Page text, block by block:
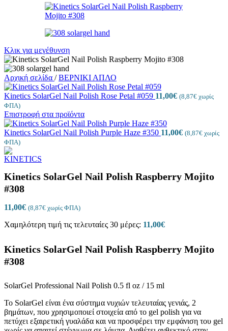
Κλικ για μεγέθυνση
Αρχική σελίδα / ΒΕΡΝΙΚΙ ΑΠΛΟ
Kinetics SolarGel Nail Polish Rose Petal #059 11,00€ (8,87€ χωρίς
ΦΠΑ)
Επιστροφή στα προϊόντα
Kinetics SolarGel Nail Polish Purple Haze #350 11,00€ (8,87€ χωρίς
ΦΠΑ)
Kinetics SolarGel Nail Polish Raspberry Mojito
#308
11,00€ (8,87€ χωρίς ΦΠΑ)
Χαμηλότερη τιμή τις τελευταίες 30 μέρες: 11,00€
Kinetics SolarGel Nail Polish Raspberry Mojito
#308
SolarGel Professional Nail Polish 0.5 fl oz / 15 ml
Το SolarGel είναι ένα σύστημα νυχιών τελευταίας γενιάς, 2
βημάτων, που χρησιμοποιεί στοιχεία από το gel polish για να
πετύχει εξαιρετική γυαλάδα και να προσφέρει την εμφάνιση του gel